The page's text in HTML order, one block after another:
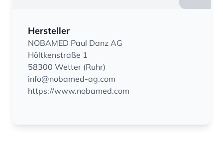
Hersteller
NOBAMED Paul Danz AG
Höltkenstraße 1
58300 Wetter (Ruhr)
info@nobamed-ag.com
https://www.nobamed.com